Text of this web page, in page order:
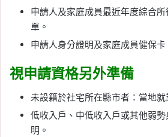
申請人及家庭成員最近年度綜合
單。
申請人身分證明及家庭成員健保卡
視申請資格另外準備
未設籍於社宅所在縣市者：當地就
低收入戶、中低收入戶或其他弱
明。